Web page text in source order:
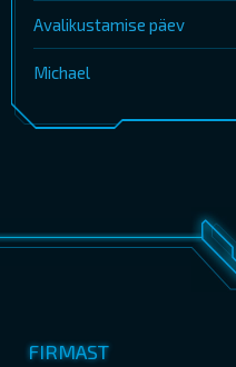
Avalikustamise päev
Michael
FIRMAST